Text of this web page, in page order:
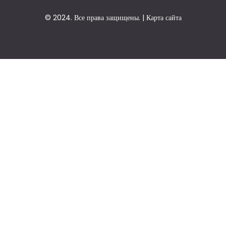
© 2024. Все права защищены. | Карта сайта